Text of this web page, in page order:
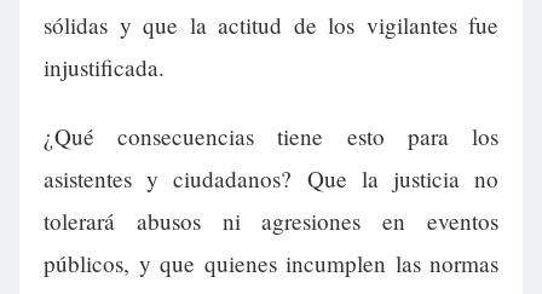
sólidas y que la actitud de los vigilantes fue
injustificada.
¿Qué consecuencias tiene esto para los
asistentes y ciudadanos? Que la justicia no
tolerará abusos ni agresiones en eventos
públicos, y que quienes incumplen las normas